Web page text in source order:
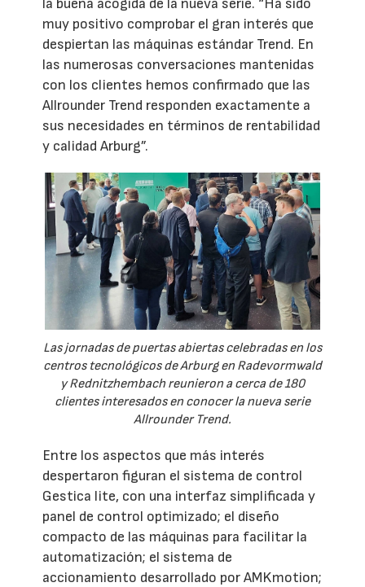
la buena acogida de la nueva serie. “Ha sido
muy positivo comprobar el gran interés que
despiertan las máquinas estándar Trend. En
las numerosas conversaciones mantenidas
con los clientes hemos confirmado que las
Allrounder Trend responden exactamente a
sus necesidades en términos de rentabilidad
y calidad Arburg”.
Las jornadas de puertas abiertas celebradas en los
centros tecnológicos de Arburg en Radevormwald
y Rednitzhembach reunieron a cerca de 180
clientes interesados en conocer la nueva serie
Allrounder Trend.
Entre los aspectos que más interés
despertaron figuran el sistema de control
Gestica lite, con una interfaz simplificada y
panel de control optimizado; el diseño
compacto de las máquinas para facilitar la
automatización; el sistema de
accionamiento desarrollado por AMKmotion;